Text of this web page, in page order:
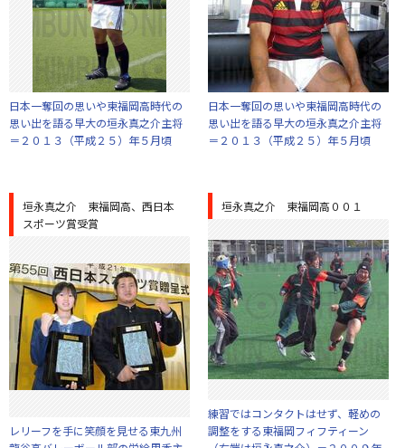
日本一奪回の思いや東福岡高時代の
思い出を語る早大の垣永真之介主将
＝２０１３（平成２５）年５月頃
日本一奪回の思いや東福岡高時代の
思い出を語る早大の垣永真之介主将
＝２０１３（平成２５）年５月頃
垣永真之介 東福岡高、西日本
スポーツ賞受賞
レリーフを手に笑顔を見せる東九州
垣永真之介 東福岡高００１
練習ではコンタクトはせず、軽めの
調整をする東福岡フィフティーン